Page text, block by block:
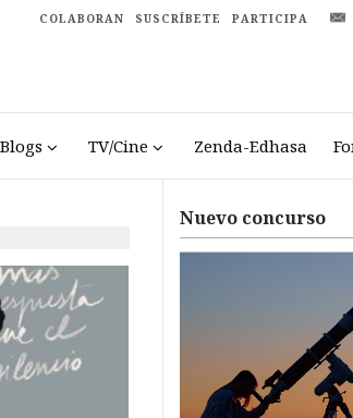
COLABORAN SUSCRÍBETE PARTICIPA
Blogs TV/Cine Zenda-Edhasa
Nuevo concurso